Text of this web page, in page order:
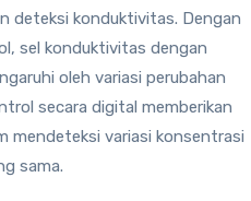
deteksi konduktivitas. Dengan
sel konduktivitas dengan
oleh variasi perubahan
secara digital memberikan
mendeteksi variasi konsentrasi
sama.